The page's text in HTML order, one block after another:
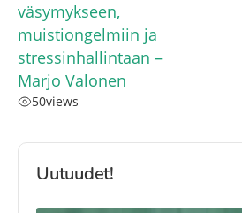
väsymykseen,
muistiongelmiin ja
stressinhallintaan –
Marjo Valonen
50views
Uutuudet!